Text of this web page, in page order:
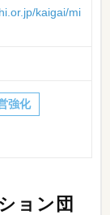
kaigai/mi
強化
ョン団